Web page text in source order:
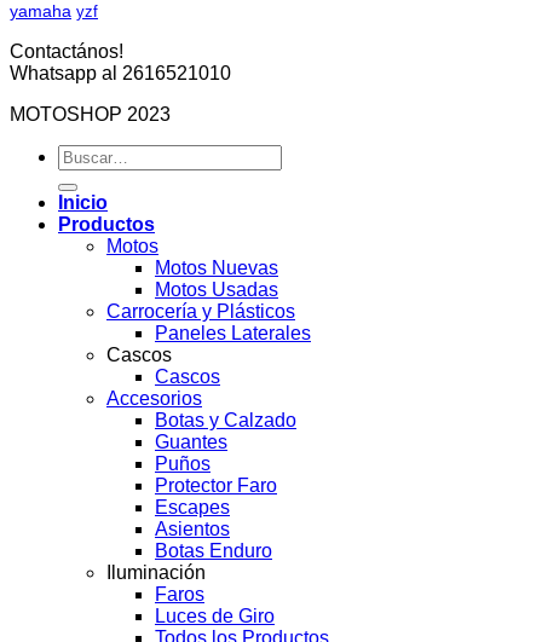
yamaha yzf
Contactános!
Whatsapp al 2616521010
MOTOSHOP 2023
Buscar
por:
Inicio
Productos
Motos
Motos Nuevas
Motos Usadas
Carrocería y Plásticos
Paneles Laterales
Cascos
Cascos
Accesorios
Botas y Calzado
Guantes
Puños
Protector Faro
Escapes
Asientos
Botas Enduro
Iluminación
Faros
Luces de Giro
Todos los Productos